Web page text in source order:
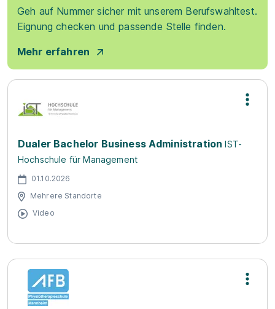
Geh auf Nummer sicher mit unserem Berufswahltest.
Eignung checken und passende Stelle finden.
Mehr erfahren
Dualer Bachelor Business Administration IST-
Hochschule für Management
01.10.2026
Mehrere Standorte
Video